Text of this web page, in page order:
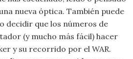
nueva óptica. También puede
decidir que los números de
(y mucho más fácil) hacer
y su recorrido por el WAR.